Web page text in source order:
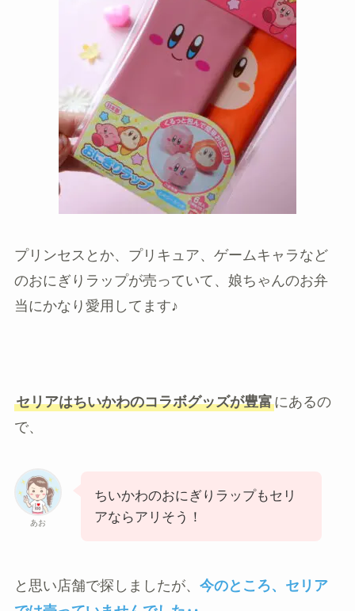
プリンセスとか、プリキュア、ゲームキャラなど
のおにぎりラップが売っていて、娘ちゃんのお弁
当にかなり愛用してます♪
セリアはちいかわのコラボグッズが豊富にあるの
で、
あお
ちいかわのおにぎりラップもセリ
アならアリそう！
と思い店舗で探しましたが、 今のところ、セリア